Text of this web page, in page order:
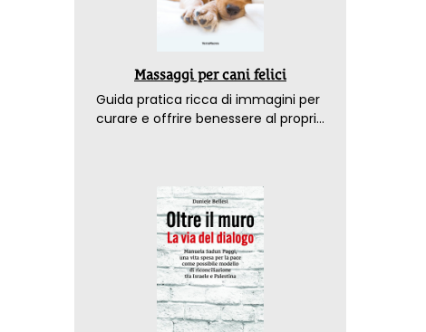
Massaggi per cani felici
Guida pratica ricca di immagini per
curare e offrire benessere al proprio